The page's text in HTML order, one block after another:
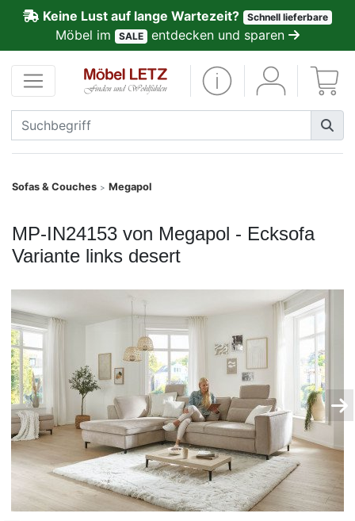
Keine Lust auf lange Wartezeit? Schnell lieferbare
Möbel im SALE entdecken und sparen
Sofas & Couches > Megapol
MP-IN24153 von Megapol - Ecksofa
Variante links desert
Kundenmeinungen
Anmelden
PREMIUM
Schnell
SALE
Konfigurator
0%
Finanzierung
Markenwelt
Letz-